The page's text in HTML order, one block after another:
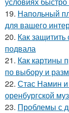
19. Напольный
для вашего
20. Как
подвала
21. Как картины
по выбору и
22. Стас Намин
оренбургской
23. Проблемы с